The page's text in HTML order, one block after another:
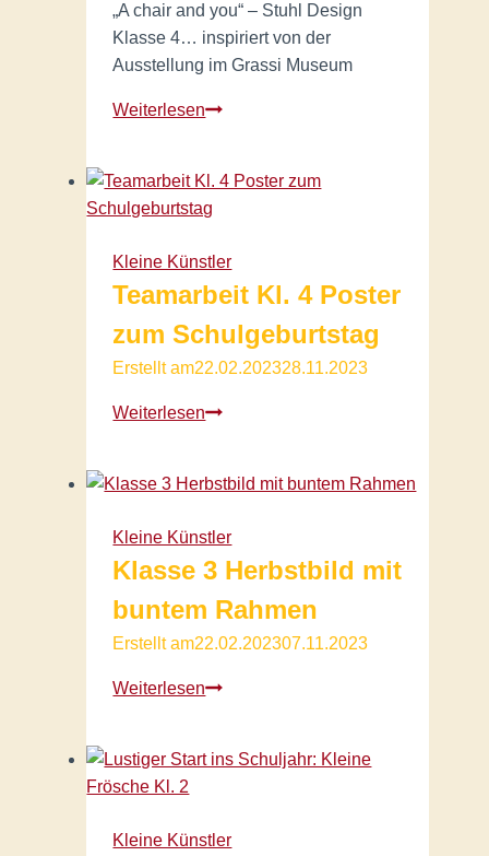
„A chair and you“ – Stuhl Design
Klasse 4… inspiriert von der
Ausstellung im Grassi Museum
WeiterlesenMy
by
myself
Kleine Künstler
Teamarbeit Kl. 4 Poster
zum Schulgeburtstag
Erstellt am22.02.202328.11.2023
WeiterlesenTeamarbeit
Poster
Schulgeburtstag
Kleine Künstler
Klasse 3 Herbstbild mit
buntem Rahmen
Erstellt am22.02.202307.11.2023
WeiterlesenKlasse
mit
Kleine Künstler